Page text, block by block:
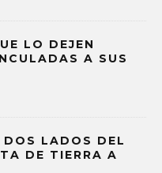
LO DEJEN
A SUS
LADOS DEL
DE TIERRA A